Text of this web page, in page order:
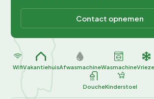
Contact opnemen
WifiVakantiehuisAfwasmachineWasmachine
DoucheKinderstoel